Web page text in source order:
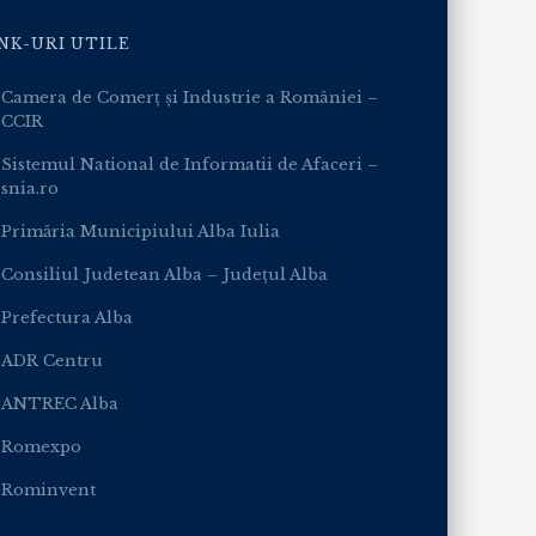
URI UTILE
Camera de Comerț și Industrie a României –
CCIR
Sistemul National de Informatii de Afaceri –
snia.ro
Primăria Municipiului Alba Iulia
Consiliul Judetean Alba – Județul Alba
Prefectura Alba
ADR Centru
ANTREC Alba
Romexpo
Rominvent